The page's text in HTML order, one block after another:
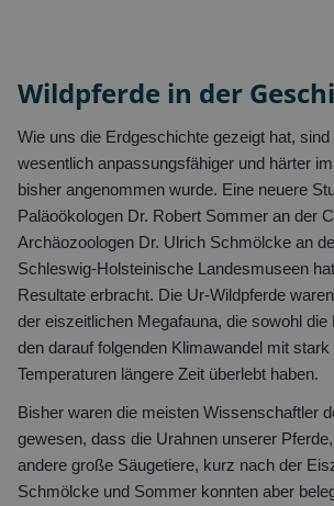
Wildpferde in der
Wie uns die Erdgeschichte gezeigt hat, sind
wesentlich anpassungsfähiger und härter
bisher angenommen wurde. Eine neuere
Paläoökologen Dr. Robert Sommer an der
Archäozoologen Dr. Ulrich Schmölcke an
Schleswig-Holsteinische Landesmuseen
Resultate erbracht. Die Ur-Wildpferde
der eiszeitlichen Megafauna, die sowohl
den darauf folgenden Klimawandel mit stark
Temperaturen längere Zeit überlebt haben.
Bisher waren die meisten Wissenschaftler
gewesen, dass die Urahnen unserer
andere große Säugetiere, kurz nach der
Schmölcke und Sommer konnten aber